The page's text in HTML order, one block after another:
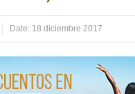
Date: 18 diciembre 2017